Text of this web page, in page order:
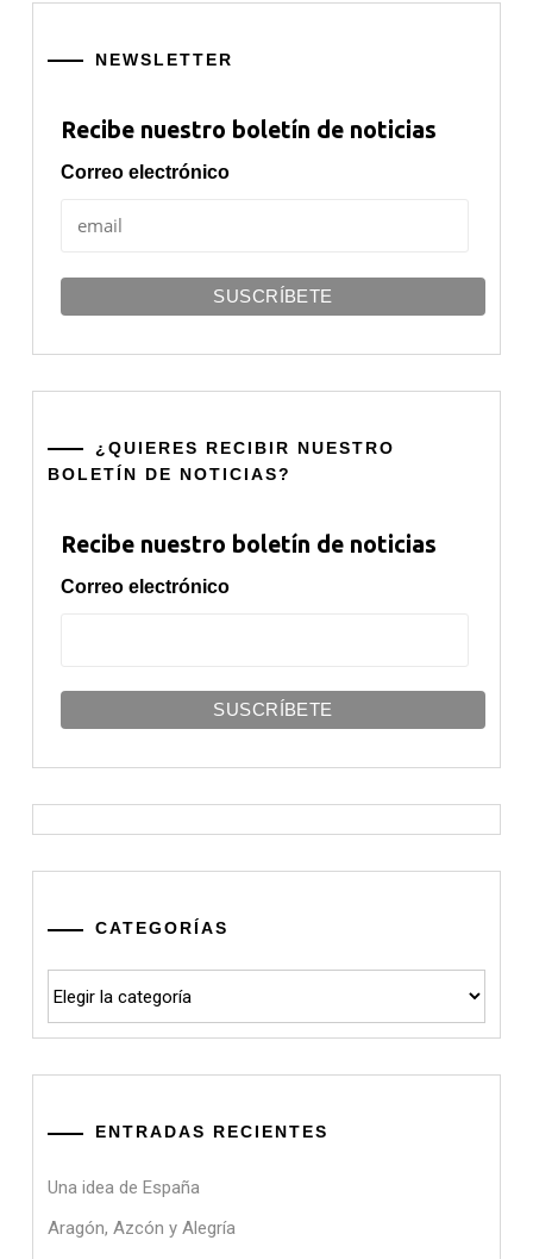
NEWSLETTER
Recibe nuestro boletín de noticias
Correo electrónico
¿QUIERES RECIBIR NUESTRO
BOLETÍN DE NOTICIAS?
Recibe nuestro boletín de noticias
Correo electrónico
CATEGORÍAS
ENTRADAS RECIENTES
Una idea de España
Aragón, Azcón y Alegría